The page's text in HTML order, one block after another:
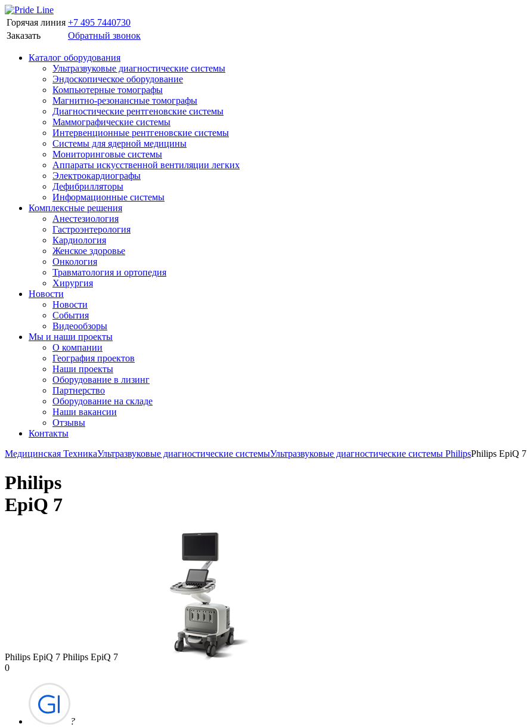
Горячая линия +7 495 7440730
Заказать
Обратный звонок
Каталог оборудования
Ультразвуковые диагностические системы
Эндоскопическое оборудование
Компьютерные томографы
Магнитно-резонансные томографы
Диагностические рентгеновские системы
Маммографические системы
Интервенционные рентгеновские системы
Системы для ядерной медицины
Мониторинговые системы
Аппараты искусственной вентиляции легких
Электрокардиографы
Дефибрилляторы
Информационные системы
Комплексные решения
Анестезиология
Гастроэнтерология
Кардиология
Женское здоровье
Онкология
Травматология и ортопедия
Хирургия
Новости
Новости
События
Видеообзоры
Мы и наши проекты
О компании
География проектов
Наши проекты
Оборудование в лизинг
Партнерство
Оборудование на складе
Наши вакансии
Отзывы
Контакты
Медицинская ТехникаУльтразвуковые диагностические системыУльтразвуковые диагностические системы PhilipsPhilips EpiQ 7
Philips
EpiQ 7
Philips EpiQ 7 Philips EpiQ 7
0
?